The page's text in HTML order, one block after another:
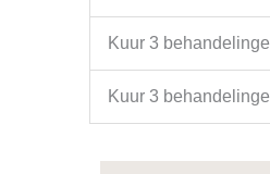
Kuur 3
Kuur 3